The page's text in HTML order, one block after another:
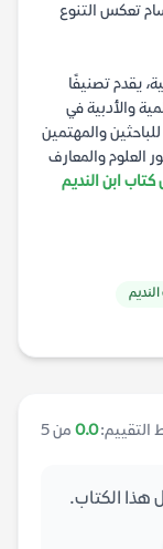
تعكس التنوع
يقدم تصنيفًا
والأدبية في
والمهتمين
العلوم والمعارف
كتاب ابن النديم
التقييم:0.0 من 5
هذا الكتاب.